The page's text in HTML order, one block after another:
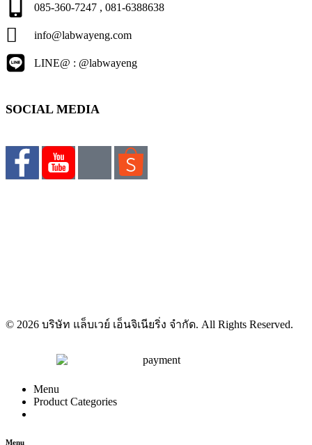
085-360-7247 , 081-6388638
info@labwayeng.com
LINE@ : @labwayeng
SOCIAL MEDIA
© 2026 บริษัท แล็บเวย์ เอ็นจิเนียริ่ง จำกัด. All Rights Reserved.
Menu
Product Categories
Menu